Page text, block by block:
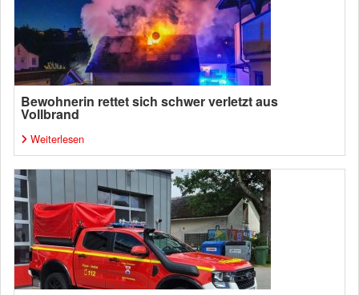
Bewohnerin rettet sich schwer verletzt aus
Vollbrand
Weiterlesen